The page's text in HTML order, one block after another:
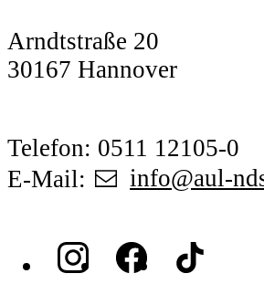
Arndtstraße 20
30167 Hannover
Telefon: 0511 12105-0
E-Mail:
info@aul-